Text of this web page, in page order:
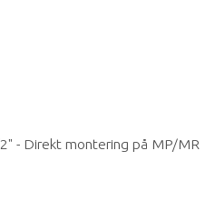
- Direkt montering på MP/MR